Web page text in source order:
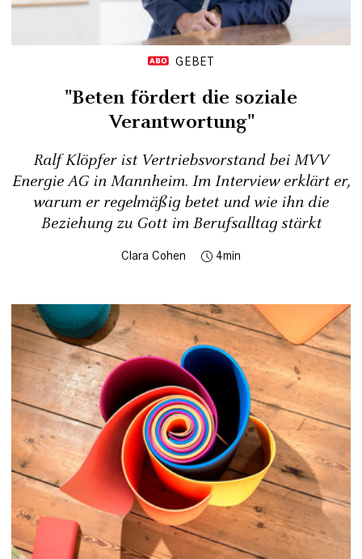
GEBET
"Beten fördert die soziale
Verantwortung"
Ralf Klöpfer ist Vertriebsvorstand bei MVV
Energie AG in Mannheim. Im Interview erklärt er,
warum er regelmäßig betet und wie ihn die
Beziehung zu Gott im Berufsalltag stärkt
Clara Cohen 4